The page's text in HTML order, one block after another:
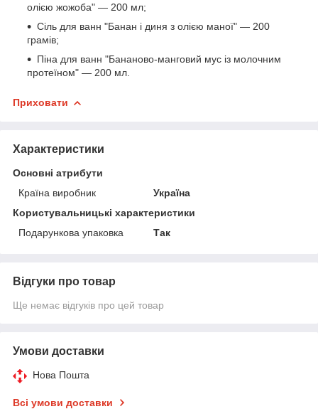
олією жожоба" — 200 мл;
Сіль для ванн "Банан і диня з олією маної" — 200
грамів;
Піна для ванн "Бананово-манговий мус із молочним
протеїном" — 200 мл.
Приховати
Характеристики
Основні атрибути
Країна виробник
Україна
Користувальницькі характеристики
Подарункова упаковка
Так
Відгуки про товар
Ще немає відгуків про цей товар
Умови доставки
Нова Пошта
Всі умови доставки